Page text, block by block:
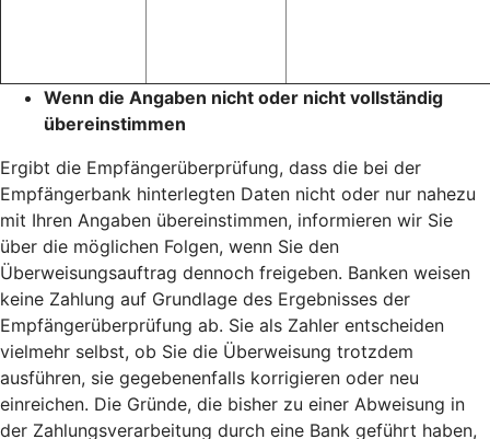
Wenn die Angaben nicht oder nicht vollständig
übereinstimmen
Ergibt die Empfängerüberprüfung, dass die bei der
Empfängerbank hinterlegten Daten nicht oder nur nahezu
mit Ihren Angaben übereinstimmen, informieren wir Sie
über die möglichen Folgen, wenn Sie den
Überweisungsauftrag dennoch freigeben. Banken weisen
keine Zahlung auf Grundlage des Ergebnisses der
Empfängerüberprüfung ab. Sie als Zahler entscheiden
vielmehr selbst, ob Sie die Überweisung trotzdem
ausführen, sie gegebenenfalls korrigieren oder neu
einreichen. Die Gründe, die bisher zu einer Abweisung in
der Zahlungsverarbeitung durch eine Bank geführt haben,